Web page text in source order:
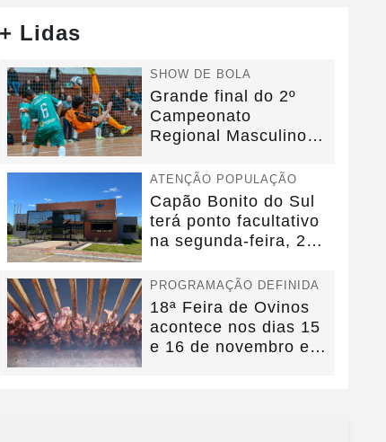
+ Lidas
SHOW DE BOLA
Grande final do 2º
Campeonato
Regional Masculino
no dia...
ATENÇÃO POPULAÇÃO
Capão Bonito do Sul
terá ponto facultativo
na segunda-feira, 27
PROGRAMAÇÃO DEFINIDA
18ª Feira de Ovinos
acontece nos dias 15
e 16 de novembro em